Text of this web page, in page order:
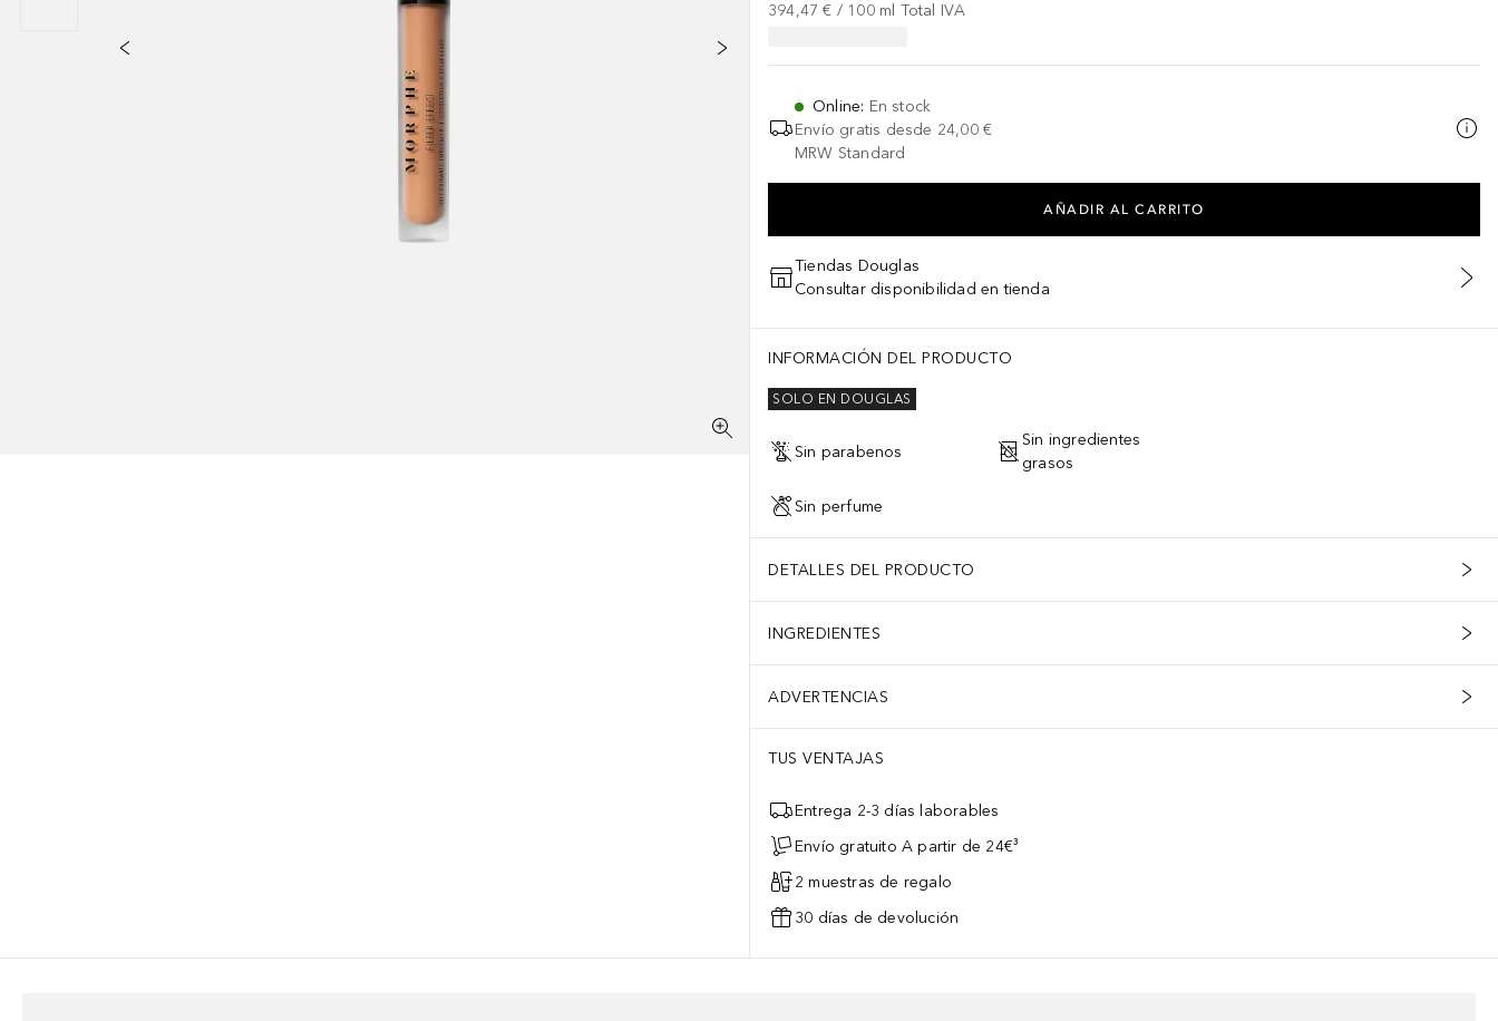
394,47 € / 100 ml Total IVA
Online: En stock
Envío gratis desde 24,00 €
MRW Standard
AÑADIR AL CARRITO
Tiendas Douglas
Consultar disponibilidad en tienda
INFORMACIÓN DEL PRODUCTO
SOLO EN DOUGLAS
Sin parabenos
Sin ingredientes
grasos
Sin perfume
DETALLES DEL PRODUCTO
INGREDIENTES
ADVERTENCIAS
TUS VENTAJAS
Entrega 2-3 días laborables
Envío gratuito A partir de 24€³
2 muestras de regalo
30 días de devolución